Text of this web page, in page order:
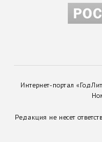
Интернет-портал
Редакция не несет